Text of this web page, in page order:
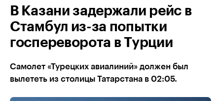
В Казани задержали рейс в
Стамбул из-за попытки
госпереворота в Турции
Самолет «Турецких авиалиний» должен был
вылететь из столицы Татарстана в 02:05.